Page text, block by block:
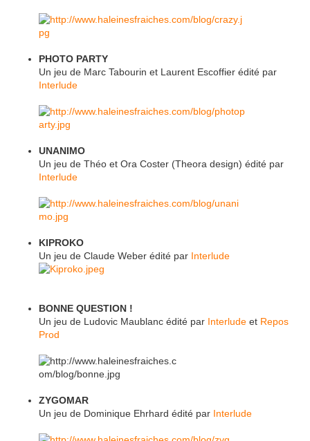
PHOTO PARTY
Un jeu de Marc Tabourin et Laurent Escoffier édité par
Interlude
UNANIMO
Un jeu de Théo et Ora Coster (Theora design) édité par
Interlude
KIPROKO
Un jeu de Claude Weber édité par Interlude
BONNE QUESTION !
Un jeu de Ludovic Maublanc édité par Interlude et Repos
Prod
ZYGOMAR
Un jeu de Dominique Ehrhard édité par Interlude